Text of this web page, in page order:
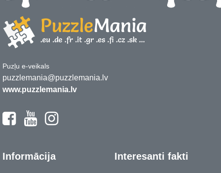
Puzļu e-veikals
puzzlemania@puzzlemania.lv
www.puzzlemania.lv
Informācija Interesanti fakti